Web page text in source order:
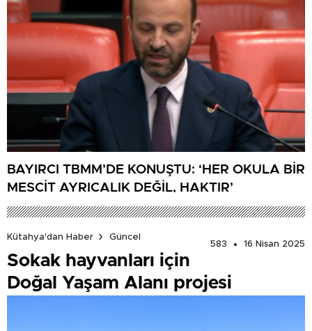
BAYIRCI TBMM’DE KONUŞTU: ‘HER OKULA BİR
MESCİT AYRICALIK DEĞİL, HAKTIR’
Kütahya'dan Haber
Güncel
583
16 Nisan 2025
Sokak hayvanları için
Doğal Yaşam Alanı projesi